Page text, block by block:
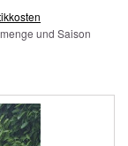
und Saison